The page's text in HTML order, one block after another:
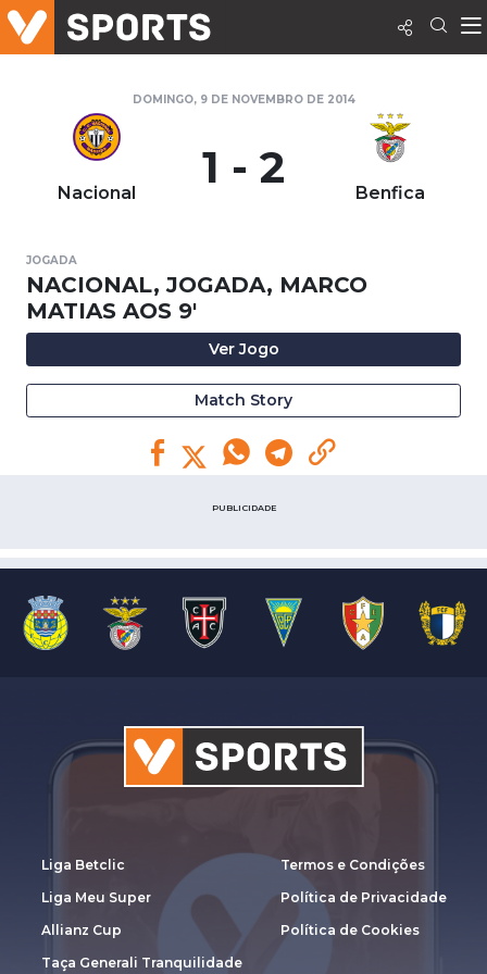
DOMINGO, 9 DE NOVEMBRO DE 2014
Nacional 1 - 2 Benfica
JOGADA
NACIONAL, JOGADA, MARCO
MATIAS AOS 9'
Ver Jogo
Match Story
PUBLICIDADE
Liga Betclic
Liga Meu Super
Allianz Cup
Taça Generali Tranquilidade
Termos e Condições
Política de Privacidade
Política de Cookies